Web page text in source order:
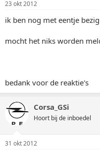
23 okt 2012
ik ben nog met eentje
mocht het niks worden
bedank voor de reaktie's
Corsa_GSi
Hoort bij de inboedel
31 okt 2012